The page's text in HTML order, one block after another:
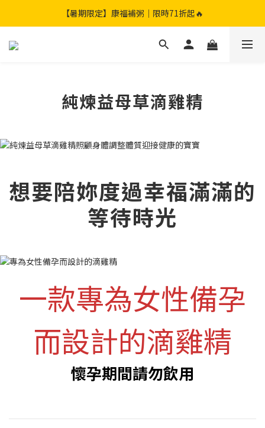
【暑期限定】限定團購組｜加贈兩包滴雞精🎁
【暑期限定】康福補粥｜限時71折起🔥
【暑期限定】限定團購組｜加贈兩包滴雞精🎁
純煉益母草滴雞精
想要陪妳度過幸福滿滿的
等待時光
一款專為女性備孕
而設計的滴雞精
懷孕期間請勿飲用